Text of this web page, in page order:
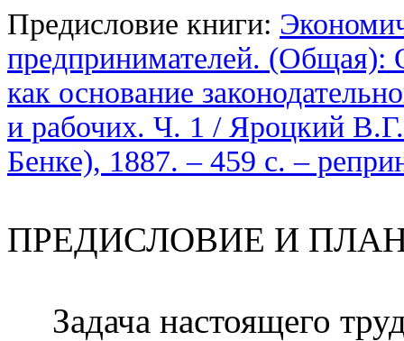
Предисловие книги:
предпринимателей. (Общая):
как основание
и рабочих. Ч. 1 / Яроцкий
Бенке), 1887. – 459 с. –
ПРЕДИСЛОВИЕ И
Задача настоящего